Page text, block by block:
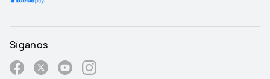
Síganos